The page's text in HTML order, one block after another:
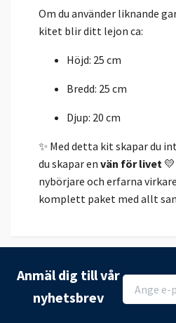
Om du använder liknande
kitet blir ditt lejon ca:
Höjd: 25 cm
Bredd: 25 cm
Djup: 20 cm
✨ Med detta kit skapar du
du skapar en vän för livet
nybörjare och erfarna
komplett paket med allt
Anmäl dig till vår
nyhetsbrev